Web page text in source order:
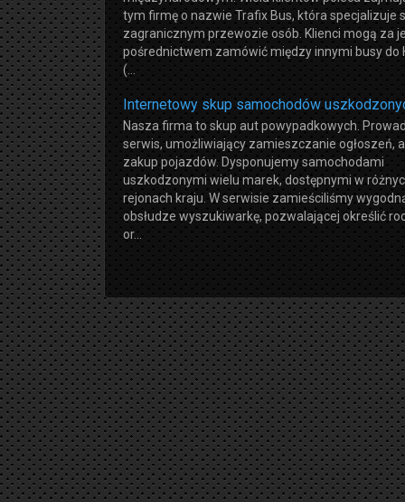
tym firmę o nazwie Trafix Bus, która specjalizuje
zagranicznym przewozie osób. Klienci mogą za
pośrednictwem zamówić między innymi busy do
(...
Internetowy skup samochodów
Nasza firma to skup aut powypadkowych.
serwis, umożliwiający zamieszczanie ogłoszeń,
zakup pojazdów. Dysponujemy samochodami
uszkodzonymi wielu marek, dostępnymi w
rejonach kraju. W serwisie zamieściliśmy
obsłudze wyszukiwarkę, pozwalającej określić
or...